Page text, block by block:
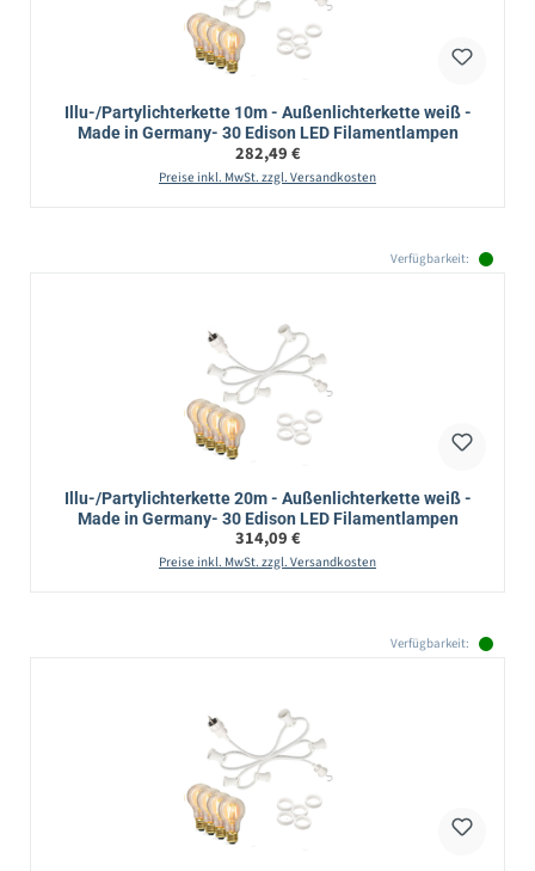
Illu-/Partylichterkette 10m - Außenlichterkette weiß -
Made in Germany- 30 Edison LED Filamentlampen
Regulärer Preis:
282,49 €
Preise inkl. MwSt. zzgl. Versandkosten
Verfügbarkeit:
Illu-/Partylichterkette 20m - Außenlichterkette weiß -
Made in Germany- 30 Edison LED Filamentlampen
Regulärer Preis:
314,09 €
Preise inkl. MwSt. zzgl. Versandkosten
Verfügbarkeit: